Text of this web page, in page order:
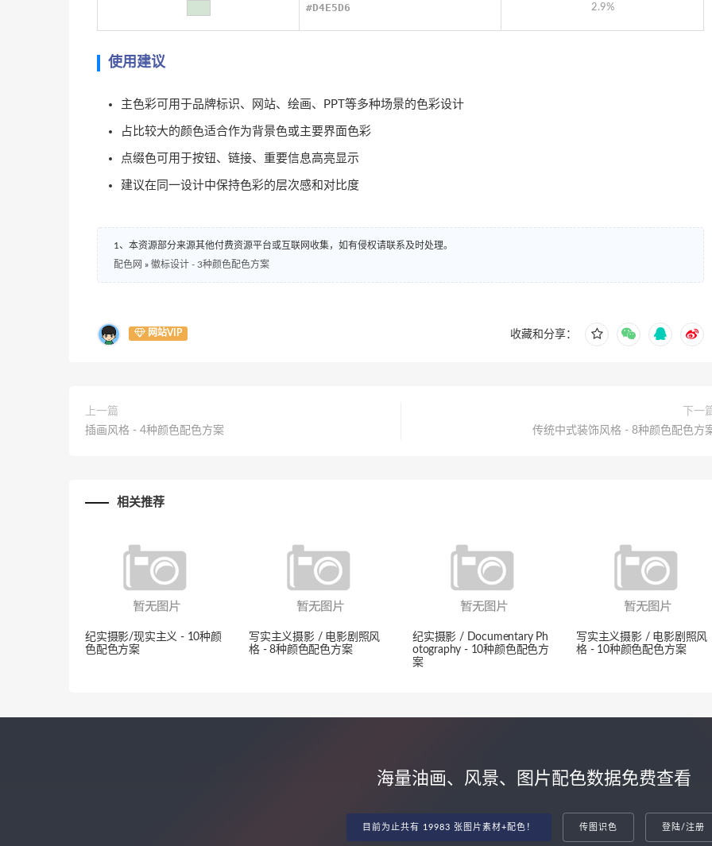
#D4E5D6 2.9%
使用建议
主色彩可用于品牌标识、网站、绘画、PPT等多种场景的色彩设计
占比较大的颜色适合作为背景色或主要界面色彩
点缀色可用于按钮、链接、重要信息高亮显示
建议在同一设计中保持色彩的层次感和对比度
1、本资源部分来源其他付费资源平台或互联网收集，如有侵权请联系及时处理。
配色网 » 徽标设计 - 3种颜色配色方案
网站VIP 收藏和分享：
上一篇
插画风格 - 4种颜色配色方案
下一
传统中式装饰风格 - 8种颜色配色方
相关推荐
纪实摄影/现实主义 - 10种颜
色配色方案
写实主义摄影 / 电影剧照风
格 - 8种颜色配色方案
纪实摄影 / Documentary Ph
otography - 10种颜色配色方
案
写实主义摄影 / 电影剧照风
格 - 10种颜色配色方案
海量油画、风景、图片配色数据免费查看
目前为止共有 19983 张图片素材+配色！ 传图识色 登陆/注册